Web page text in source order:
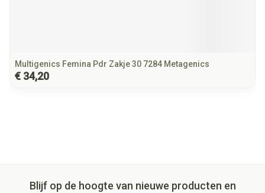
Multigenics Femina Pdr Zakje 30 7284 Metagenics
€ 34,20
Blijf op de hoogte van nieuwe producten en